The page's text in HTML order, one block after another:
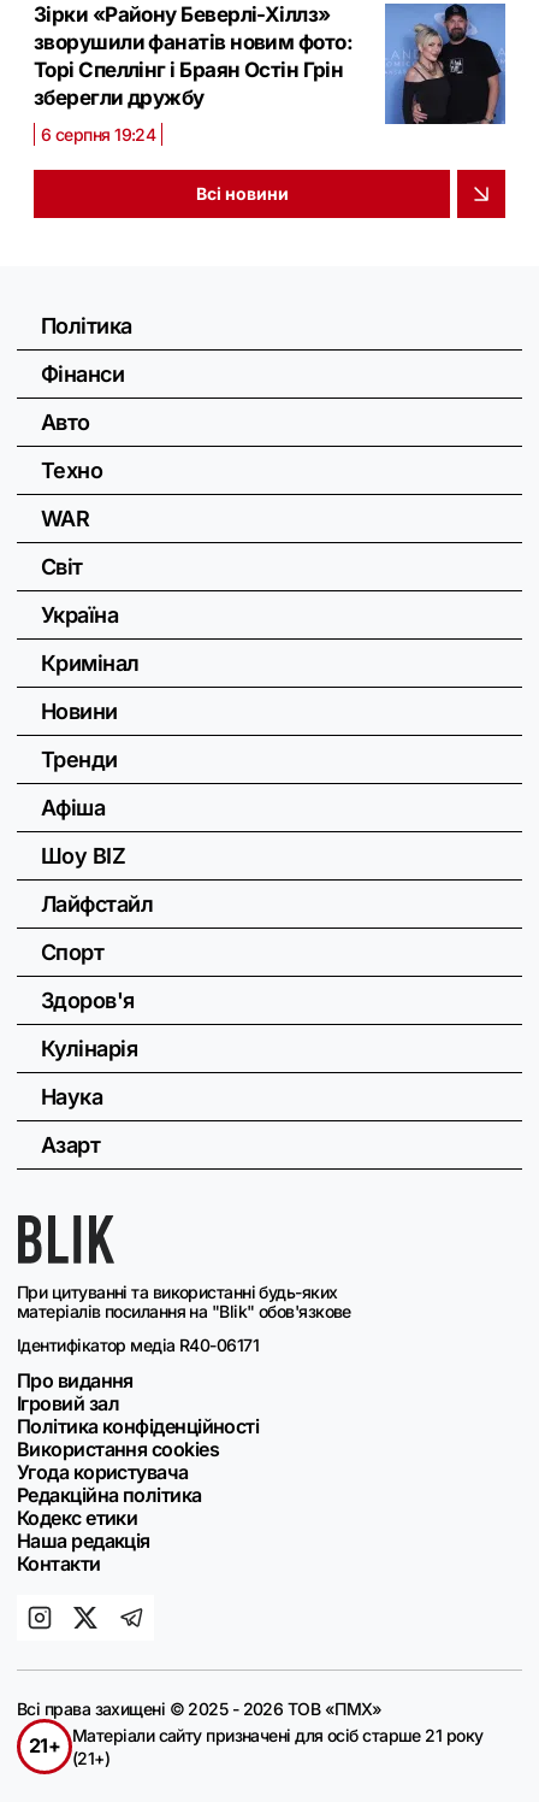
Зірки «Району Беверлі-Хіллз»
зворушили фанатів новим фото:
Торі Спеллінг і Браян Остін Грін
зберегли дружбу
6 серпня 19:24
Всі новини
При цитуванні та використанні будь-яких
матеріалів посилання на "Blik" обов'язкове
Ідентифікатор медіа R40-06171
Про видання
Ігровий зал
Політика конфіденційності
Використання cookies
Угода користувача
Редакційна політика
Кодекс етики
Наша редакція
Контакти
Політика
Фінанси
Авто
Техно
WAR
Світ
Україна
Кримінал
Новини
Тренди
Афіша
Шоу BIZ
Лайфстайл
Спорт
Здоров'я
Кулінарія
Наука
Азарт
Всі права захищені © 2025 - 2026 ТОВ «ПМХ»
21+
Матеріали сайту призначені для осіб старше 21 року
(21+)